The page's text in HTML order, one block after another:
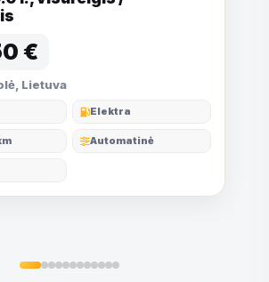
€
Lietuva
Elektra
Automatinė